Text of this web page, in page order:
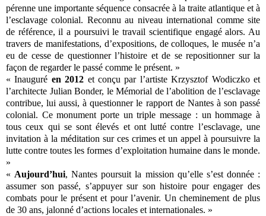
pérenne une importante séquence consacrée à la traite atlantique et à
l’esclavage colonial. Reconnu au niveau international comme site
de référence, il a poursuivi le travail scientifique engagé alors. Au
travers de manifestations, d’expositions, de colloques, le musée n’a
eu de cesse de questionner l’histoire et de se repositionner sur la
façon de regarder le passé comme le présent. »
« Inauguré en 2012 et conçu par l’artiste Krzysztof Wodiczko et
l’architecte Julian Bonder, le Mémorial de l’abolition de l’esclavage
contribue, lui aussi, à questionner le rapport de Nantes à son passé
colonial. Ce monument porte un triple message : un hommage à
tous ceux qui se sont élevés et ont lutté contre l’esclavage, une
invitation à la méditation sur ces crimes et un appel à poursuivre la
lutte contre toutes les formes d’exploitation humaine dans le monde.
»
« Aujourd’hui, Nantes poursuit la mission qu’elle s’est donnée :
assumer son passé, s’appuyer sur son histoire pour engager des
combats pour le présent et pour l’avenir. Un cheminement de plus
de 30 ans, jalonné d’actions locales et internationales. »